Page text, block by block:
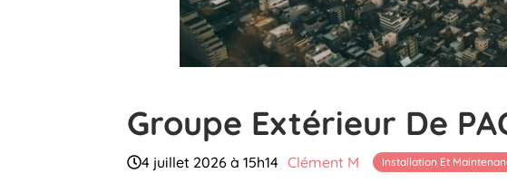
Groupe Extérieur De
4 juillet 2026 à 15h14 Clément M Installation Et